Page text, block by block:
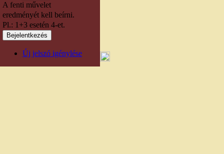
A fenti művelet
eredményét kell beírni.
Pl.: 1+3 esetén 4-et.
Új jelszó igénylése